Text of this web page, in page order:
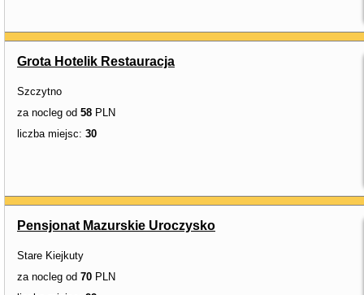
Grota Hotelik Restauracja
Szczytno
za nocleg od 58 PLN
liczba miejsc: 30
Pensjonat Mazurskie Uroczysko
Stare Kiejkuty
za nocleg od 70 PLN